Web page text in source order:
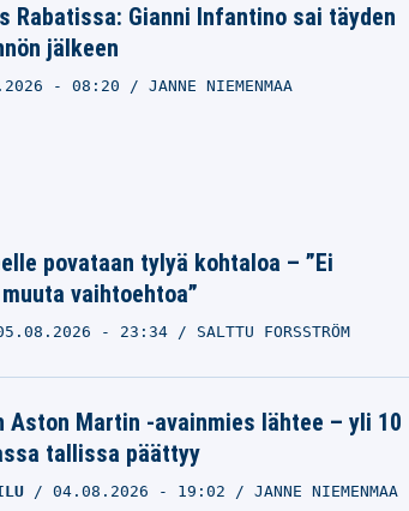
Rabatissa: Gianni Infantino sai täyden
jälkeen
- 08:20 JANNE NIEMENMAA
povataan tylyä kohtaloa – ”Ei
vaihtoehtoa”
- 23:34 SALTTU FORSSTRÖM
Aston Martin -avainmies lähtee – yli 10
tallissa päättyy
04.08.2026 - 19:02 JANNE NIEMENMAA